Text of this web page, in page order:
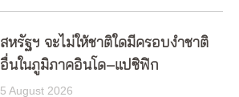
สหรัฐฯ จะไม่ให้ชาติใดมีครอบงำชาติ
อื่นในภูมิภาคอินโด–แปซิฟิก
5 August 2026